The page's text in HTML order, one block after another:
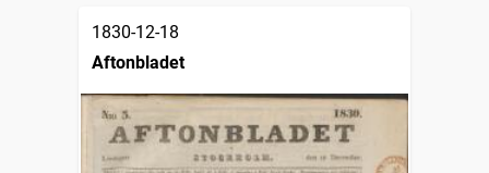
1830-12-18
Aftonbladet